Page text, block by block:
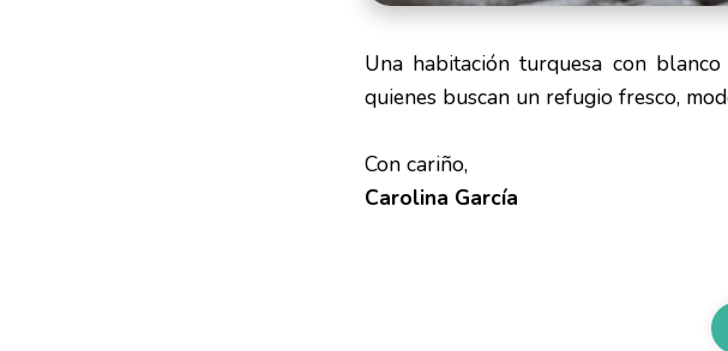
Una habitación turquesa con
quienes buscan un refugio fresco,
Con cariño,
Carolina García